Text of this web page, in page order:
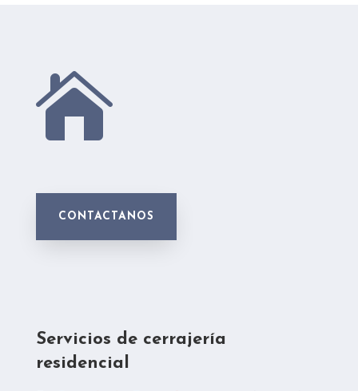

CONTACTANOS
Servicios de cerrajería
residencial